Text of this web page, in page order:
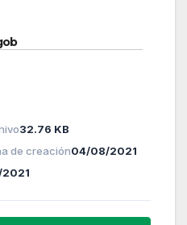
32.76 KB
de creación04/08/2021